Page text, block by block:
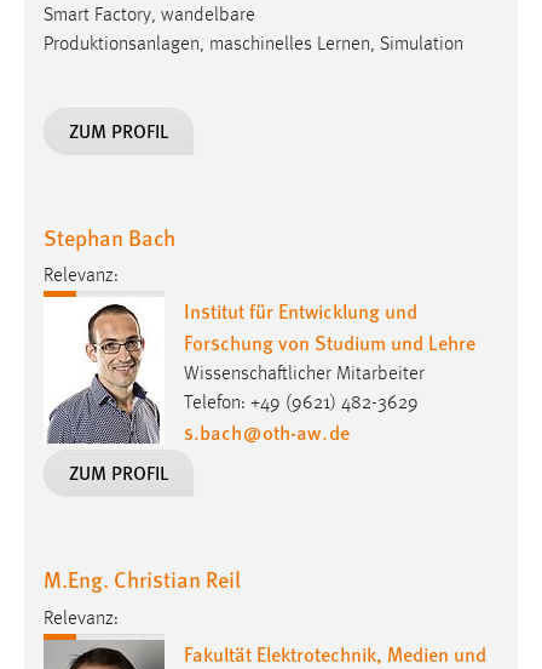
Smart Factory, wandelbare
Produktionsanlagen, maschinelles Lernen, Simulation
ZUM PROFIL
Stephan Bach
Relevanz:
Institut für Entwicklung und
Forschung von Studium und Lehre
Wissenschaftlicher Mitarbeiter
Telefon: +49 (9621) 482-3629
s.bach@oth-aw.de
ZUM PROFIL
M.Eng. Christian Reil
Relevanz:
Fakultät Elektrotechnik, Medien und